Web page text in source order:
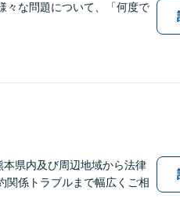
々な問題について、「何度で
本県内及び周辺地域から法律
関係トラブルまで幅広くご相